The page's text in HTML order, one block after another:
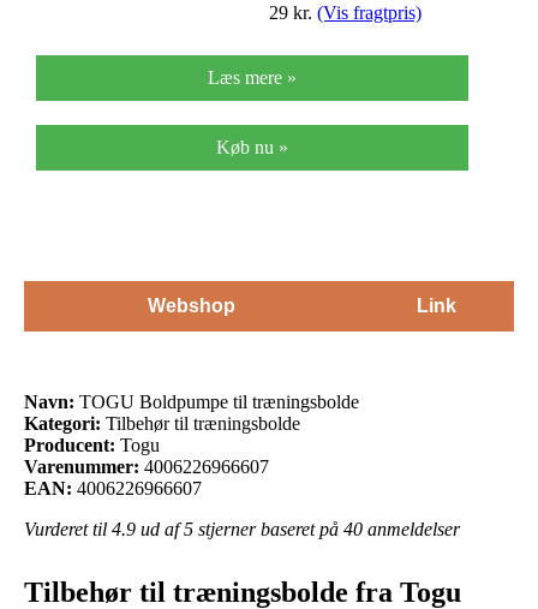
29 kr. (Vis fragtpris)
Læs mere »
Køb nu »
Webshop Link
Navn: TOGU Boldpumpe til træningsbolde
Kategori: Tilbehør til træningsbolde
Producent: Togu
Varenummer: 4006226966607
EAN: 4006226966607
Vurderet til 4.9 ud af 5 stjerner baseret på 40 anmeldelser
Tilbehør til træningsbolde fra Togu